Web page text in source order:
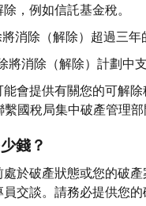
，例如信託基金稅。
將消除（解除）超過三
將消除（解除）計劃中
會提供有關您的可解
國稅局集中破產管理部
錢？
於破產狀態或您的破
交談。請務必提供您的